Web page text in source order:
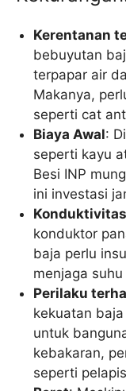
Kerentanan
bebuyutan
terpapar air
Makanya,
seperti cat
Biaya Awal:
seperti kayu
Besi INP
ini investasi
konduktor
baja perlu
menjaga
Perilaku
kekuatan
untuk
kebakaran,
seperti